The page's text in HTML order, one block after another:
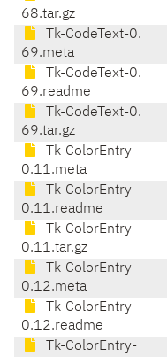
68.tar.gz
Tk-CodeText-0.
69.meta
Tk-CodeText-0.
69.readme
Tk-CodeText-0.
69.tar.gz
Tk-ColorEntry-
0.11.meta
Tk-ColorEntry-
0.11.readme
Tk-ColorEntry-
0.11.tar.gz
Tk-ColorEntry-
0.12.meta
Tk-ColorEntry-
0.12.readme
Tk-ColorEntry-